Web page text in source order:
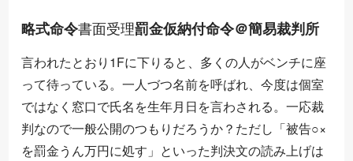
略式命令 書 受 理 罰金仮納付命令＠簡易裁判所
言われたとおり1Fに下りると、多くの人がベンチに座
って待っている。一人づつ名前を呼ばれ、今度は個室
ではなく窓口で氏名を生年月日を言わされる。一応裁
判なので一般公開のつもりだろうか？ただし「被告○×
を罰金うん万円に処す」といった判決文の読み上げは